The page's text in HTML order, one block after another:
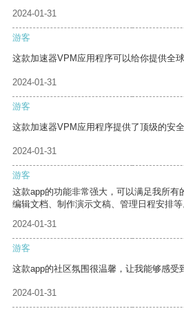
2024-01-31
游客
这款加速器VPM应用程序可以给你提供全
2024-01-31
游客
这款加速器VPM应用程序提供了顶级的安全
2024-01-31
游客
这款app的功能非常强大，可以满足我所有
编辑文档、制作演示文稿、管理日程安排等
2024-01-31
游客
这款app的社区氛围很温馨，让我能够感受
2024-01-31